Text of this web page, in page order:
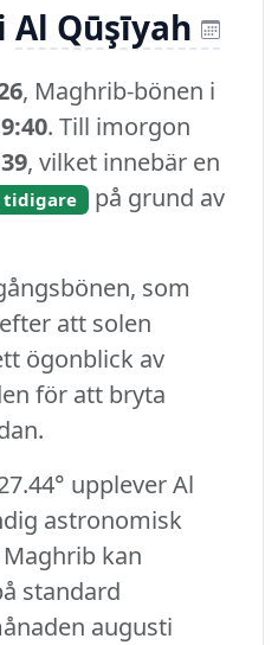
Al Qūşīyah
, Maghrib-bönen i
. Till imorgon
, vilket innebär en
tidigare på grund av
som
att solen
ögonblick av
för att bryta
upplever Al
astronomisk
kan
standard
augusti